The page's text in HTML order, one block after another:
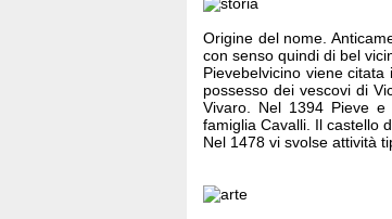
Origine del nome.
con senso quindi di bel
Pievebelvicino viene
possesso dei vescovi di
Vivaro. Nel 1394 Pieve
famiglia Cavalli. Il castello
Nel 1478 vi svolse attività